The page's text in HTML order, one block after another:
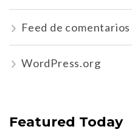
Feed de comentarios
WordPress.org
Featured Today